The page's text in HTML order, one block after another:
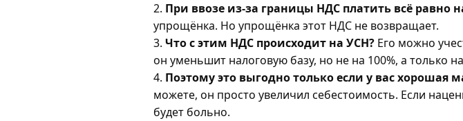
2. При ввозе из-за границы НДС платить всё равно
упрощёнка. Но упрощёнка этот НДС не возвращает.
3. Что с этим НДС происходит на УСН? Его можно
он уменьшит налоговую базу, но не на 100%, а только
4. Поэтому это выгодно только если у вас хорошая
можете, он просто увеличил себестоимость. Если
будет больно.